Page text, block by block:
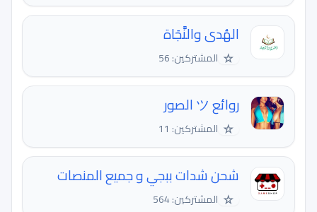
الهُدى والنَّجَاة
☆ المشتركين: 56
روائع ツ الصور
☆ المشتركين: 11
شحن شدات ببجي و جميع المنصات
☆ المشتركين: 564